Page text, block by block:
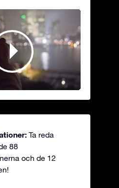
Ta reda
88
och de 12